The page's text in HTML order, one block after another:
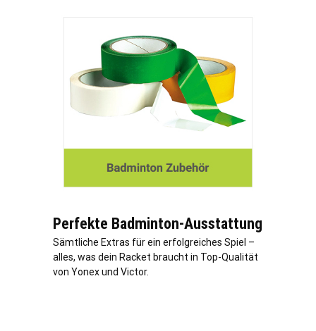
Perfekte Badminton-Ausstattung
Sämtliche Extras für ein erfolgreiches Spiel –
alles, was dein Racket braucht in Top-Qualität
von Yonex und Victor.